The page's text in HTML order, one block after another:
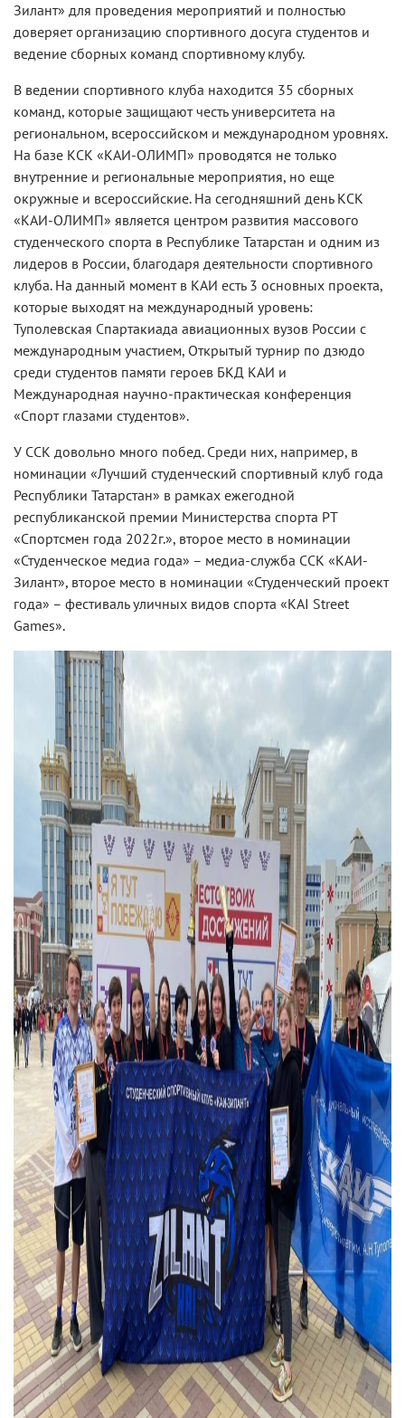
Зилант» для проведения мероприятий и полностью
доверяет организацию спортивного досуга студентов и
ведение сборных команд спортивному клубу.
В ведении спортивного клуба находится 35 сборных
команд, которые защищают честь университета на
региональном, всероссийском и международном уровнях.
На базе КСК «КАИ-ОЛИМП» проводятся не только
внутренние и региональные мероприятия, но еще
окружные и всероссийские. На сегодняшний день КСК
«КАИ-ОЛИМП» является центром развития массового
студенческого спорта в Республике Татарстан и одним из
лидеров в России, благодаря деятельности спортивного
клуба. На данный момент в КАИ есть 3 основных проекта,
которые выходят на международный уровень:
Туполевская Спартакиада авиационных вузов России с
международным участием, Открытый турнир по дзюдо
среди студентов памяти героев БКД КАИ и
Международная научно-практическая конференция
«Спорт глазами студентов».
У ССК довольно много побед. Среди них, например, в
номинации «Лучший студенческий спортивный клуб года
Республики Татарстан» в рамках ежегодной
республиканской премии Министерства спорта РТ
«Спортсмен года 2022г.», второе место в номинации
«Студенческое медиа года» – медиа-служба ССК «КАИ-
Зилант», второе место в номинации «Студенческий проект
года» – фестиваль уличных видов спорта «KAI Street
Games».